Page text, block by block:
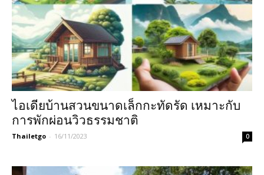
ไอเดียบ้านสวนขนาดเล็กกะทัดรัด เหมาะกับ
การพักผ่อนวิวธรรมชาติ
Thailetgo - 16/11/2023 0